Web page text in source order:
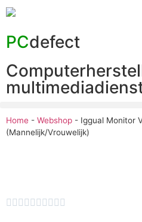
PCdefect
Home - Webshop - Iggual Monitor
(Mannelijk/Vrouwelijk)
         